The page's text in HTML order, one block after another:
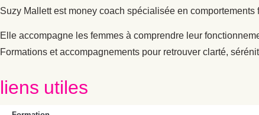
Suzy Mallett est money coach spécialisée en comportements
Elle accompagne les femmes à comprendre leur
Formations et accompagnements pour retrouver clarté,
liens utiles